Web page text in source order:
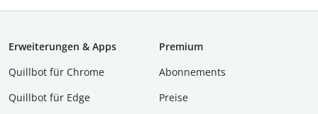
Erweiterungen & Apps
Quillbot für Chrome
Quillbot für Edge
Premium
Abon­ne­ments
Preise